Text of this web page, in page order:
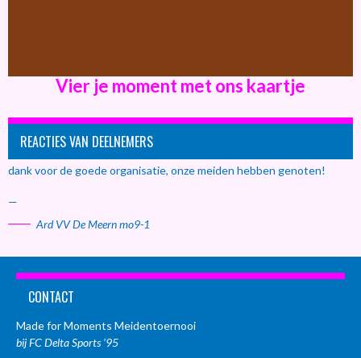
Vier je moment met ons kaartje
REACTIES VAN DEELNEMERS
dank voor de goede organisatie, onze meiden hebben genoten!
—
Ard VV De Meern mo9-1
CONTACT
Made for Moments Meidentoernooi
bij FC Delta Sports ’95